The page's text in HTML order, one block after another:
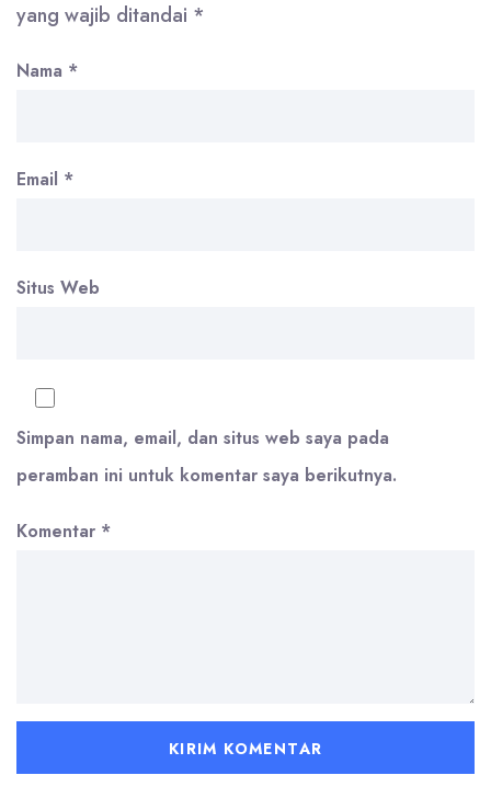
yang wajib ditandai *
Nama *
Email *
Situs Web
Simpan nama, email, dan situs web saya pada
peramban ini untuk komentar saya berikutnya.
Komentar *